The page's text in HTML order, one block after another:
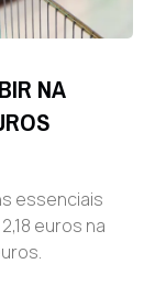
NA
essenciais
euros na